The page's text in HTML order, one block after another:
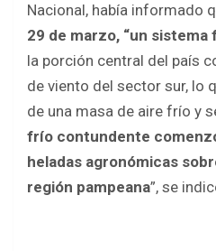
Nacional, había informado
29 de marzo, “un
la porción central del país
de viento del sector sur, lo
de una masa de aire frío y
frío contundente
heladas agronómicas
región pampeana”, se